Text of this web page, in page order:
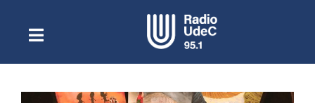
contenidoToggle
NavigationEscuchar Radio UdeC en vivo
Quiénes Somos